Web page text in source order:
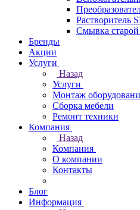
Растворитель
Смывка
Бренды
Акции
Услуги
Назад
Услуги
Монтаж
Сборка мебели
Ремонт техники
Компания
Назад
Компания
О компании
Контакты
Блог
Информация